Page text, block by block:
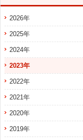
2026年
2025年
2024年
2023年
2022年
2021年
2020年
2019年